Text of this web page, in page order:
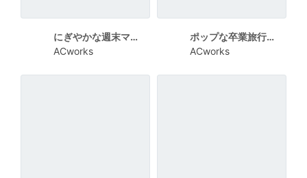
にぎやかな週末マルシェ案内チラシ
ACworks
ポップな卒業旅行案内チラシ
ACworks